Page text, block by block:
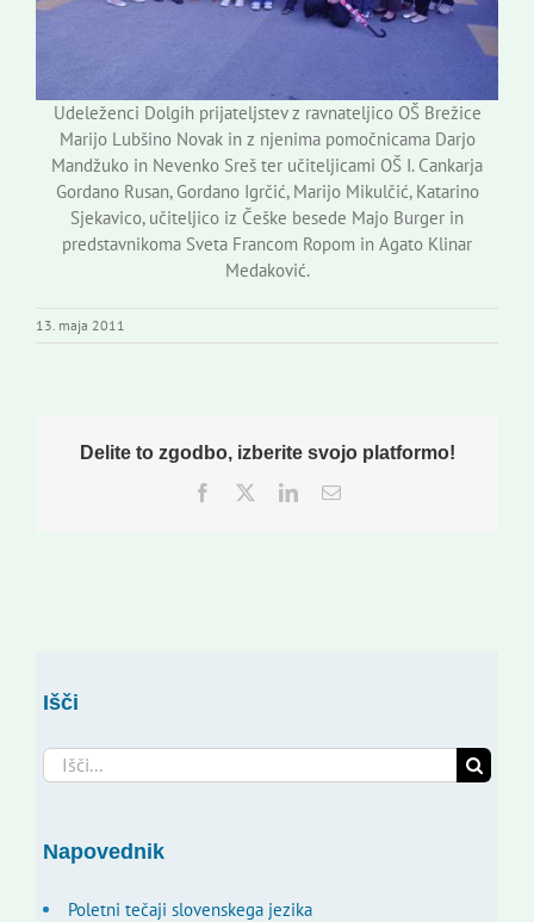
Udeleženci Dolgih prijateljstev z ravnateljico OŠ Brežice
Marijo Lubšino Novak in z njenima pomočnicama Darjo
Mandžuko in Nevenko Sreš ter učiteljicami OŠ I. Cankarja
Gordano Rusan, Gordano Igrčić, Marijo Mikulčić, Katarino
Sjekavico, učiteljico iz Češke besede Majo Burger in
predstavnikoma Sveta Francom Ropom in Agato Klinar
Medaković.
13. maja 2011
Delite to zgodbo, izberite svojo platformo!
Facebook
TwitterLinkedInEmail
Išči
Search
for:
Napovednik
Poletni tečaji slovenskega jezika